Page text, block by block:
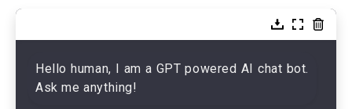
Hello human, I am a GPT powered AI chat bot.
Ask me anything!